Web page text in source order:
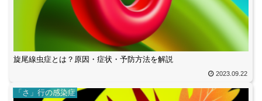
旋尾線虫症とは？原因・症状・予防方法を解説
2023.09.22
「さ」行の感染症